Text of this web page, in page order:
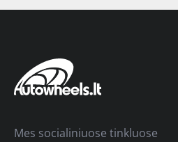
Mes socialiniuose tinkluose